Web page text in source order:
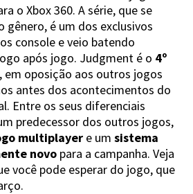
o Xbox 360. A série, que se
gênero, é um dos exclusivos
console e veio batendo
após jogo. Judgment é o 4º
em oposição aos outros jogos
antes dos acontecimentos do
Entre os seus diferenciais
predecessor dos outros jogos,
multiplayer e umsistema
novo para a campanha. Veja
você pode esperar do jogo, que